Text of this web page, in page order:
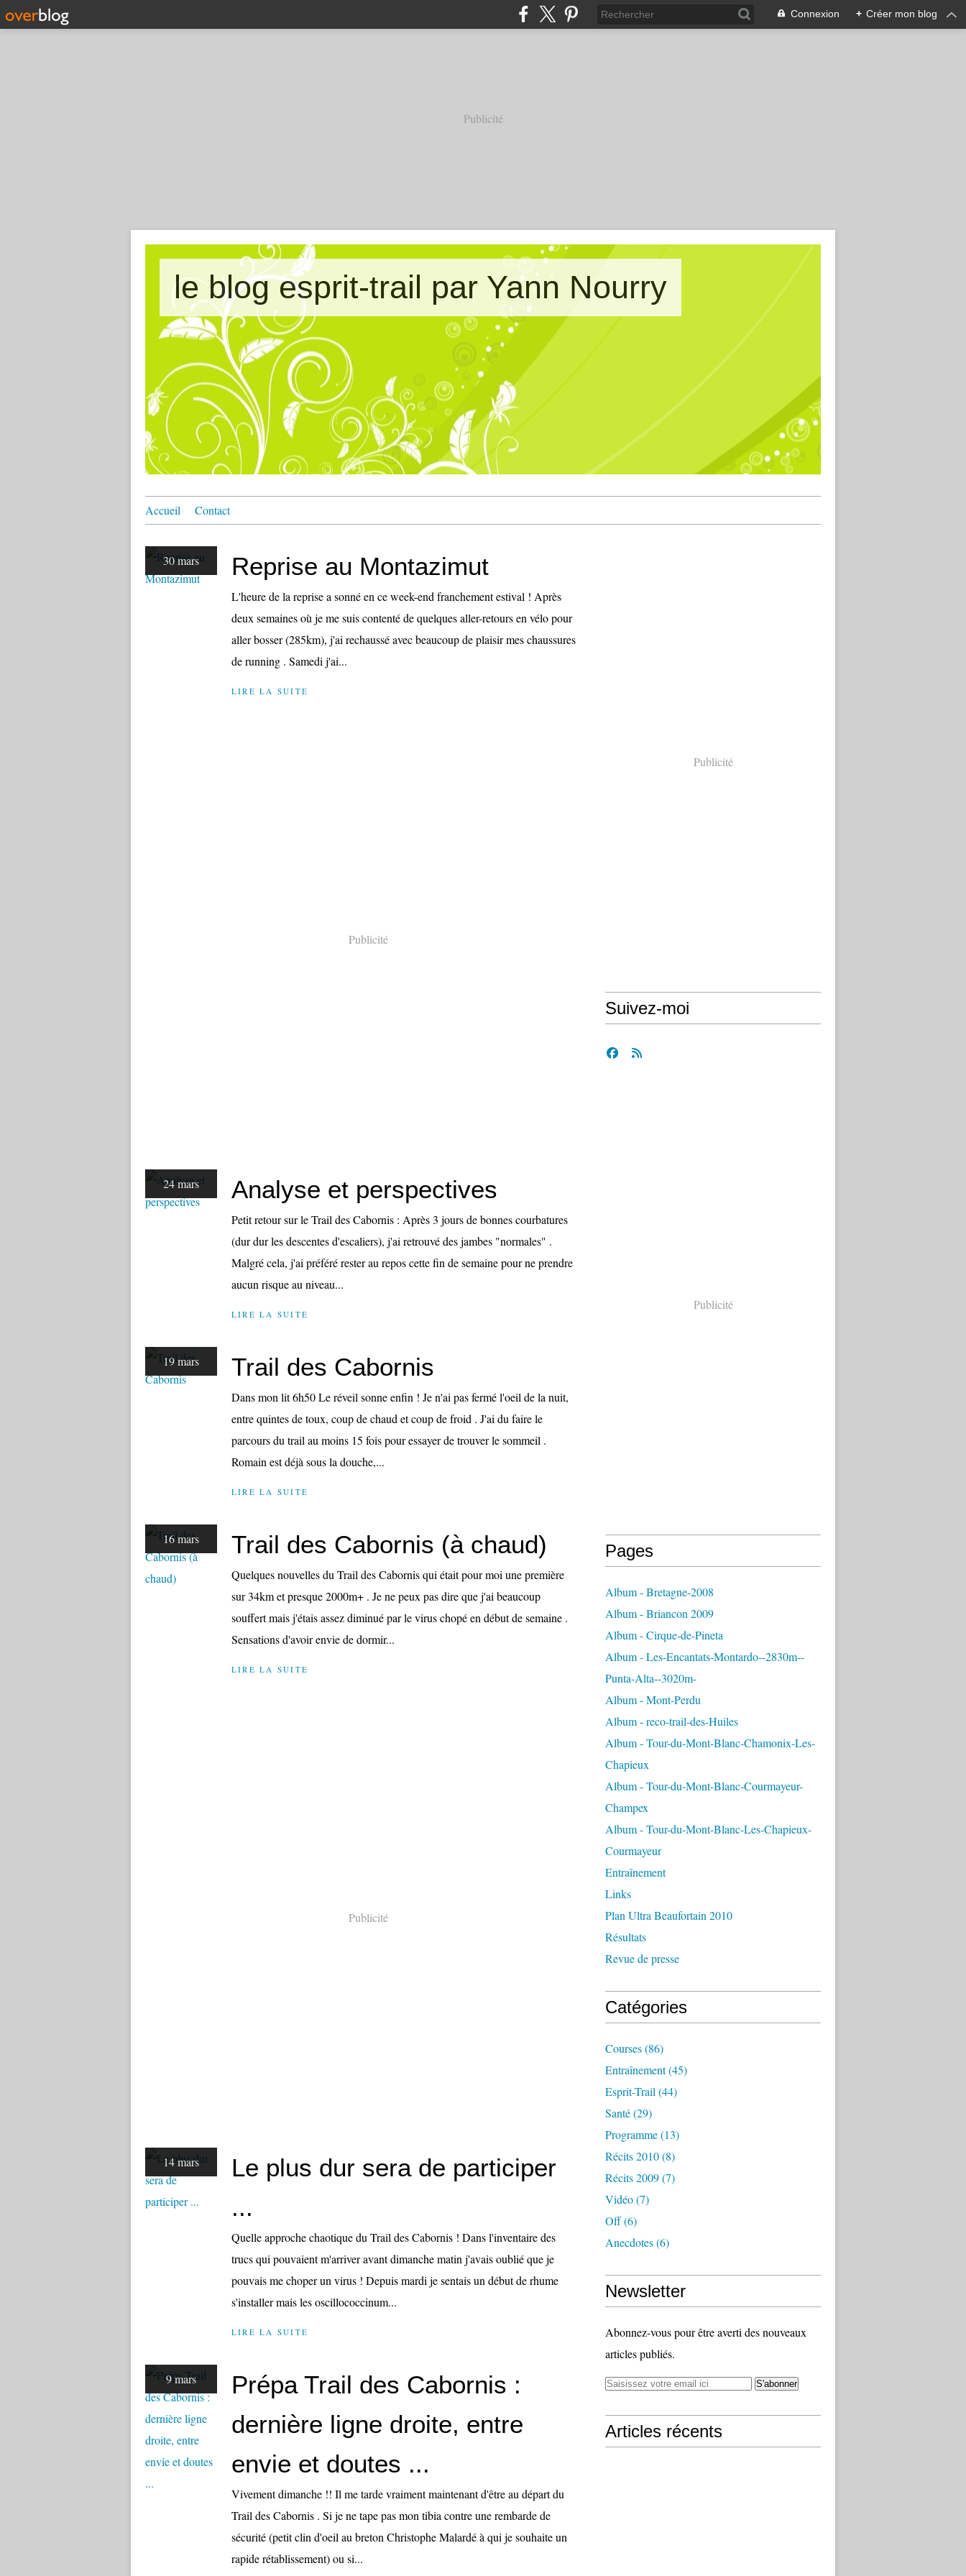
Connexion + Créer mon blog
Publicité
le blog esprit-trail par Yann Nourry
Accueil Contact
30 mars Reprise au Montazimut
L'heure de la reprise a sonné en ce week-end franchement estival ! Après
deux semaines où je me suis contenté de quelques aller-retours en vélo pour
aller bosser (285km), j'ai rechaussé avec beaucoup de plaisir mes chaussures
de running . Samedi j'ai...
LIRE LA SUITE
Publicité
24 mars Analyse et perspectives
Petit retour sur le Trail des Cabornis : Après 3 jours de bonnes courbatures
(dur dur les descentes d'escaliers), j'ai retrouvé des jambes "normales" .
Malgré cela, j'ai préféré rester au repos cette fin de semaine pour ne prendre
aucun risque au niveau...
LIRE LA SUITE
19 mars Trail des Cabornis
Dans mon lit 6h50 Le réveil sonne enfin ! Je n'ai pas fermé l'oeil de la nuit,
entre quintes de toux, coup de chaud et coup de froid . J'ai du faire le
parcours du trail au moins 15 fois pour essayer de trouver le sommeil .
Romain est déjà sous la douche,...
LIRE LA SUITE
16 mars Trail des Cabornis (à chaud)
Quelques nouvelles du Trail des Cabornis qui était pour moi une première
sur 34km et presque 2000m+ . Je ne peux pas dire que j'ai beaucoup
souffert mais j'étais assez diminué par le virus chopé en début de semaine .
Sensations d'avoir envie de dormir...
LIRE LA SUITE
Publicité
14 mars
Le plus dur sera de participer
...
Quelle approche chaotique du Trail des Cabornis ! Dans l'inventaire des
trucs qui pouvaient m'arriver avant dimanche matin j'avais oublié que je
pouvais me choper un virus ! Depuis mardi je sentais un début de rhume
s'installer mais les oscillococcinum...
LIRE LA SUITE
9 mars
Prépa Trail des Cabornis :
dernière ligne droite, entre
envie et doutes ...
Vivement dimanche !! Il me tarde vraiment maintenant d'être au départ du
Trail des Cabornis . Si je ne tape pas mon tibia contre une rembarde de
sécurité (petit clin d'oeil au breton Christophe Malardé à qui je souhaite un
rapide rétablissement) ou si...
Publicité
Suivez-moi
Publicité
Pages
Album - Bretagne-2008
Album - Briancon 2009
Album - Cirque-de-Pineta
Album - Les-Encantats-Montardo--2830m--
Punta-Alta--3020m-
Album - Mont-Perdu
Album - reco-trail-des-Huiles
Album - Tour-du-Mont-Blanc-Chamonix-Les-
Chapieux
Album - Tour-du-Mont-Blanc-Courmayeur-
Champex
Album - Tour-du-Mont-Blanc-Les-Chapieux-
Courmayeur
Entraînement
Links
Plan Ultra Beaufortain 2010
Résultats
Revue de presse
Catégories
Courses(86)
Entraînement(45)
Esprit-Trail (44)
Santé(29)
Programme(13)
Récits 2010(8)
Récits 2009(7)
Vidéo(7)
Off(6)
Anecdotes(6)
Newsletter
Abonnez-vous pour être averti des nouveaux
articles publiés.
Articles récents